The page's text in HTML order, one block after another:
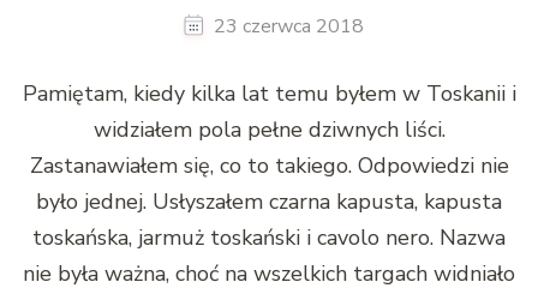
23 czerwca 2018
Pamiętam, kiedy kilka lat temu byłem w Toskanii i
widziałem pola pełne dziwnych liści.
Zastanawiałem się, co to takiego. Odpowiedzi nie
było jednej. Usłyszałem czarna kapusta, kapusta
toskańska, jarmuż toskański i cavolo nero. Nazwa
nie była ważna, choć na wszelkich targach widniało